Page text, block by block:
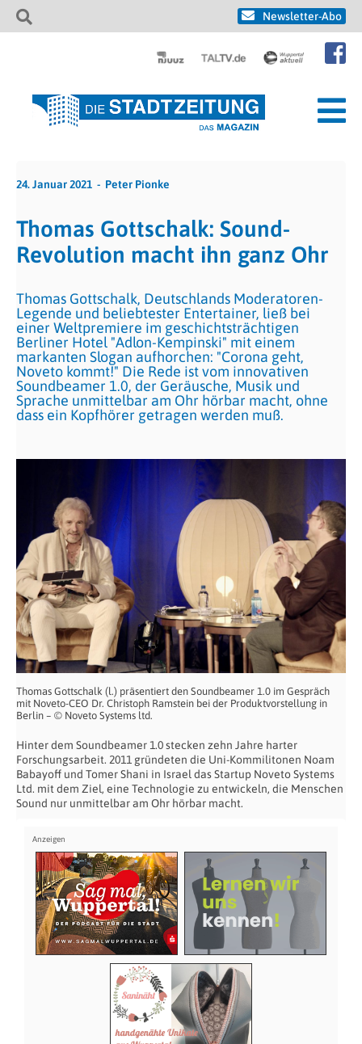
Newsletter-Abo
24. Januar 2021 Peter Pionke
Thomas Gottschalk: Sound-
Revolution macht ihn ganz Ohr
Thomas Gottschalk, Deutschlands Moderatoren-
Legende und beliebtester Entertainer, ließ bei
einer Weltpremiere im geschichtsträchtigen
Berliner Hotel "Adlon-Kempinski" mit einem
markanten Slogan aufhorchen: "Corona geht,
Noveto kommt!" Die Rede ist vom innovativen
Soundbeamer 1.0, der Geräusche, Musik und
Sprache unmittelbar am Ohr hörbar macht, ohne
dass ein Kopfhörer getragen werden muß.
Thomas Gottschalk (l.) präsentiert den Soundbeamer 1.0 im Gespräch
mit Noveto-CEO Dr. Christoph Ramstein bei der Produktvorstellung in
Berlin – © Noveto Systems ltd.
Hinter dem Soundbeamer 1.0 stecken zehn Jahre harter
Forschungsarbeit. 2011 gründeten die Uni-Kommilitonen Noam
Babayoff und Tomer Shani in Israel das Startup Noveto Systems
Ltd. mit dem Ziel, eine Technologie zu entwickeln, die Menschen
Sound nur unmittelbar am Ohr hörbar macht.